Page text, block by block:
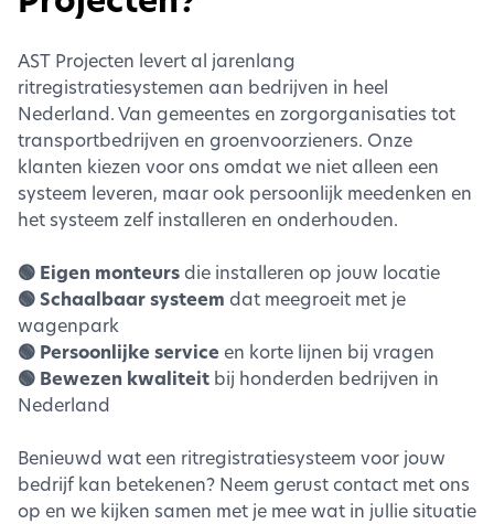
AST Projecten levert al jarenlang
ritregistratiesystemen aan bedrijven in heel
Nederland. Van gemeentes en zorgorganisaties tot
transportbedrijven en groenvoorzieners. Onze
klanten kiezen voor ons omdat we niet alleen een
systeem leveren, maar ook persoonlijk meedenken en
het systeem zelf installeren en onderhouden.
🟢 Eigen monteursdie installeren op jouw locatie
🟢 Schaalbaar systeem dat meegroeit met je
wagenpark
🟢 Persoonlijke service en korte lijnen bij vragen
🟢 Bewezen kwaliteit bij honderden bedrijven in
Nederland
Benieuwd wat een ritregistratiesysteem voor jouw
bedrijf kan betekenen? Neem gerust contact met ons
op en we kijken samen met je mee wat in jullie situatie